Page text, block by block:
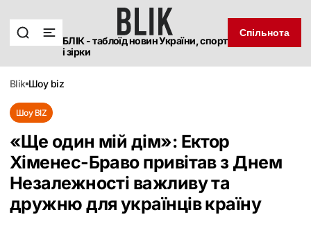
БЛІК - таблоїд новин України, спорт
і зірки
Спільнота
blik шоу biz
Шоу BIZ
«Ще один мій дім»: Ектор
Хіменес-Браво привітав з Днем
Незалежності важливу та
дружню для українців країну